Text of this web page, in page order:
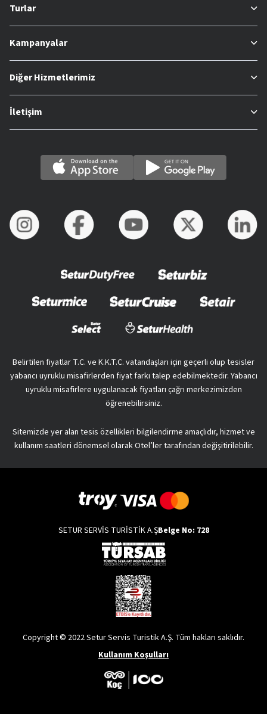
Turlar
Kampanyalar
Diğer Hizmetlerimiz
İletişim
Belirtilen fiyatlar T.C. ve K.K.T.C. vatandaşları için geçerli olup tesisler
yabancı uyruklu misafirlerden fiyat farkı talep edebilmektedir. Yabancı
uyruklu misafirlere uygulanacak fiyatları çağrı merkezimizden
öğrenebilirsiniz.
Sitemizde yer alan tesis özellikleri bilgilendirme amaçlıdır, hizmet ve
kullanım saatleri dönemsel olarak Otel’ler tarafından değişitirilebilir.
SETUR SERVİS TURİSTİK A.ŞBelge No: 728
Copyright © 2022 Setur Servis Turistik A.Ş. Tüm hakları saklıdır.
Kullanım Koşulları